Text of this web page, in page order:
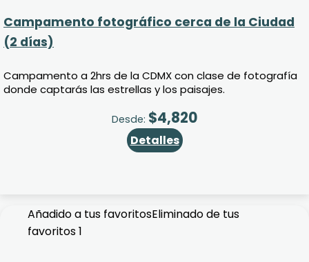
Campamento fotográfico cerca de la Ciudad
(2 días)
Campamento a 2hrs de la CDMX con clase de fotografía
donde captarás las estrellas y los paisajes.
Desde: $4,820
Detalles
Añadido a tus favoritosEliminado de tus
favoritos1